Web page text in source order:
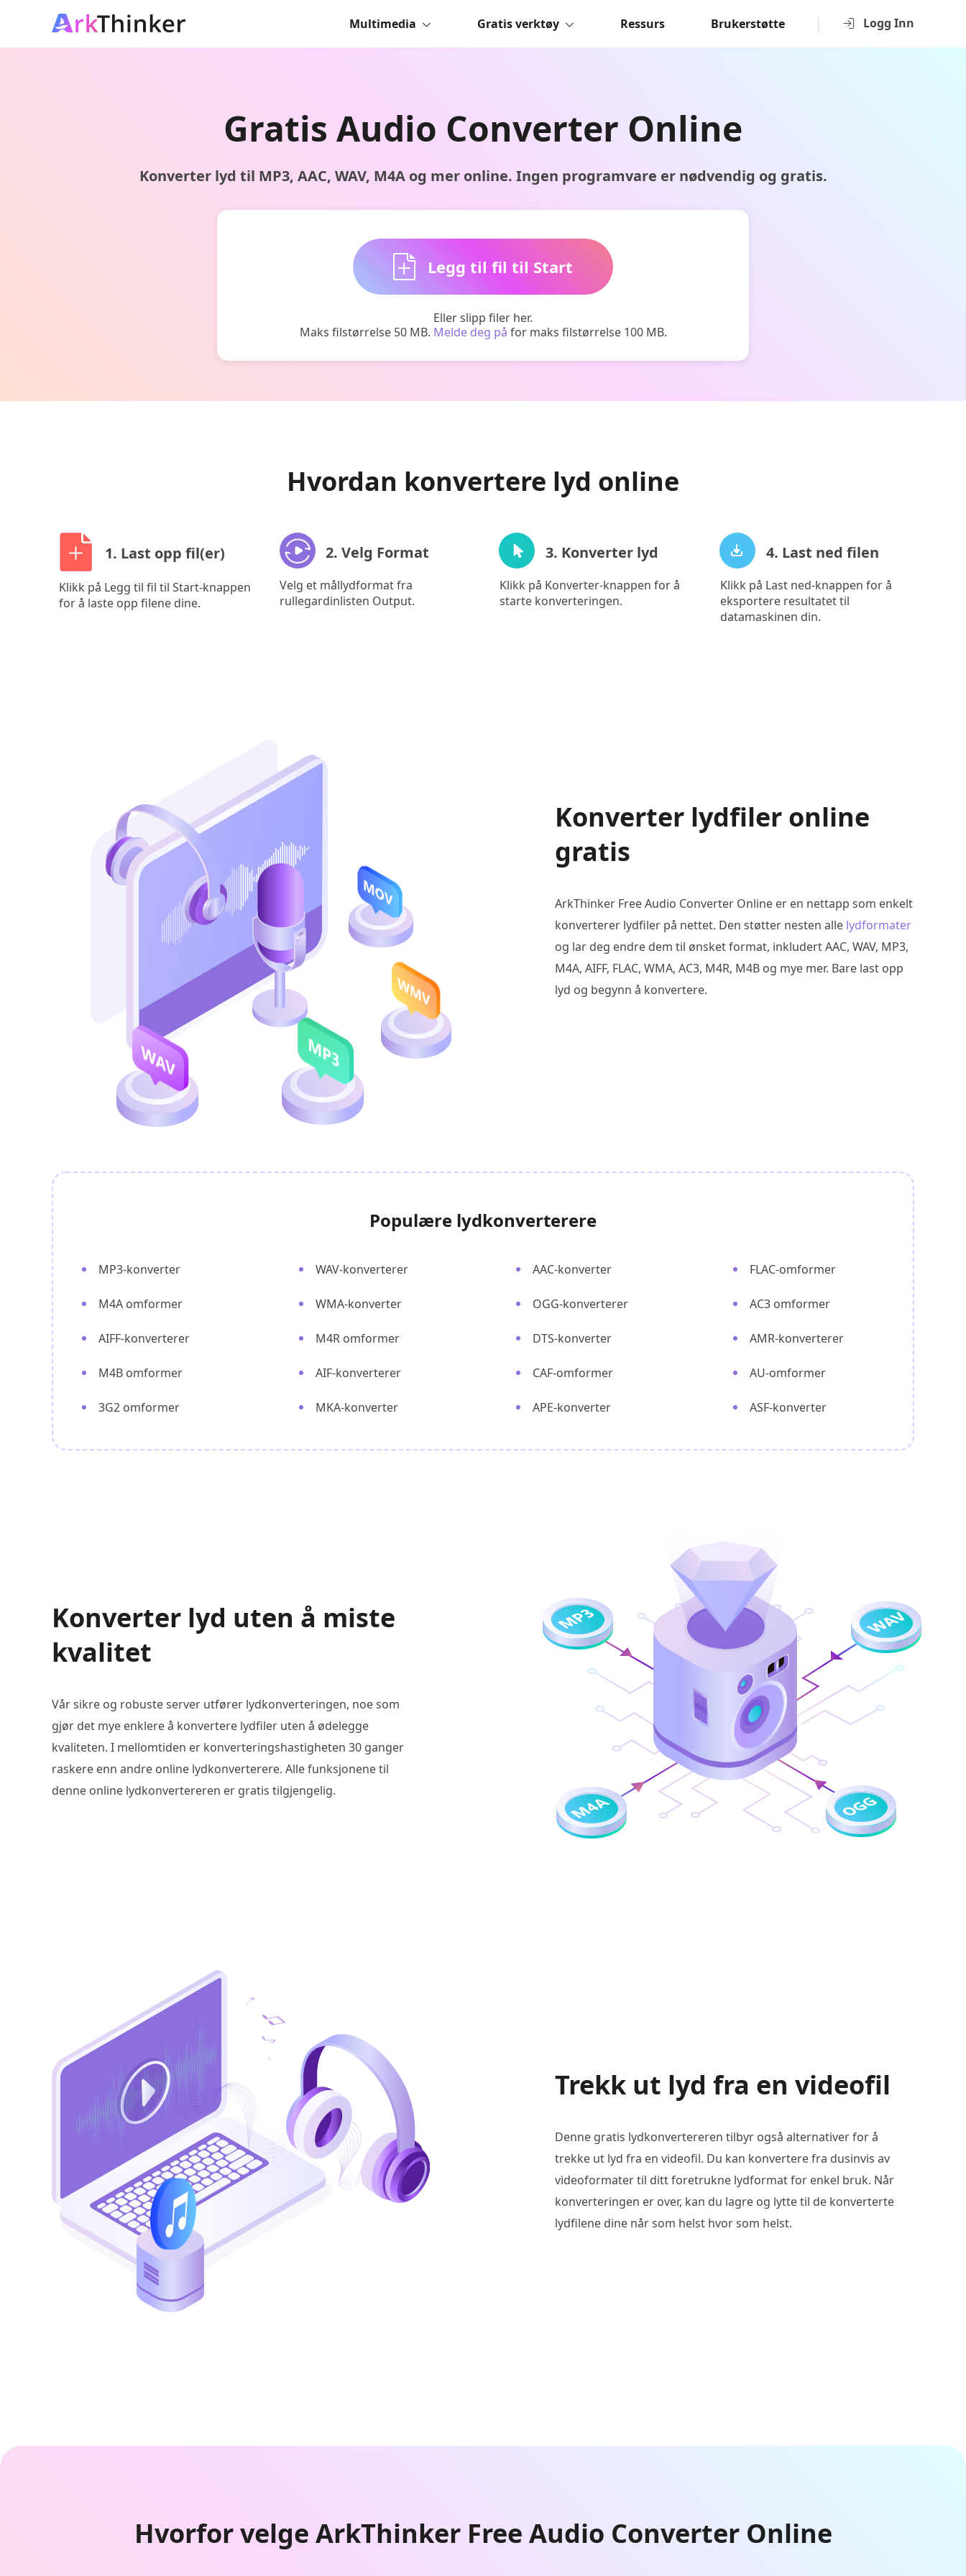
Logg Inn
Multimedia Gratis verktøy Ressurs Brukerstøtte
Gratis Audio Converter Online
Konverter lyd til MP3, AAC, WAV, M4A og mer online. Ingen programvare er nødvendig og gratis.
Legg til fil til Start
Eller slipp filer her.
Maks filstørrelse 50 MB. Melde deg på for maks filstørrelse 100 MB.
Hvordan konvertere lyd online
1. Last opp fil(er)
Klikk på Legg til fil til Start-knappen
for å laste opp filene dine.
2. Velg Format
Velg et mållydformat fra
rullegardinlisten Output.
3. Konverter lyd
Klikk på Konverter-knappen for å
starte konverteringen.
4. Last ned filen
Klikk på Last ned-knappen for å
eksportere resultatet til
datamaskinen din.
Konverter lydfiler online
gratis
ArkThinker Free Audio Converter Online er en nettapp som enkelt
konverterer lydfiler på nettet. Den støtter nesten alle lydformater
og lar deg endre dem til ønsket format, inkludert AAC, WAV, MP3,
M4A, AIFF, FLAC, WMA, AC3, M4R, M4B og mye mer. Bare last opp
lyd og begynn å konvertere.
Populære lydkonverterere
MP3-konverter WAV-konverterer AAC-konverter FLAC-omformer
M4A omformer WMA-konverter OGG-konverterer AC3 omformer
AIFF-konverterer M4R omformer DTS-konverter AMR-konverterer
M4B omformer AIF-konverterer CAF-omformer AU-omformer
3G2 omformer MKA-konverter APE-konverter ASF-konverter
Konverter lyd uten å miste
kvalitet
Vår sikre og robuste server utfører lydkonverteringen, noe som
gjør det mye enklere å konvertere lydfiler uten å ødelegge
kvaliteten. I mellomtiden er konverteringshastigheten 30 ganger
raskere enn andre online lydkonverterere. Alle funksjonene til
denne online lydkonvertereren er gratis tilgjengelig.
Trekk ut lyd fra en videofil
Denne gratis lydkonvertereren tilbyr også alternativer for å
trekke ut lyd fra en videofil. Du kan konvertere fra dusinvis av
videoformater til ditt foretrukne lydformat for enkel bruk. Når
konverteringen er over, kan du lagre og lytte til de konverterte
lydfilene dine når som helst hvor som helst.
Hvorfor velge ArkThinker Free Audio Converter Online